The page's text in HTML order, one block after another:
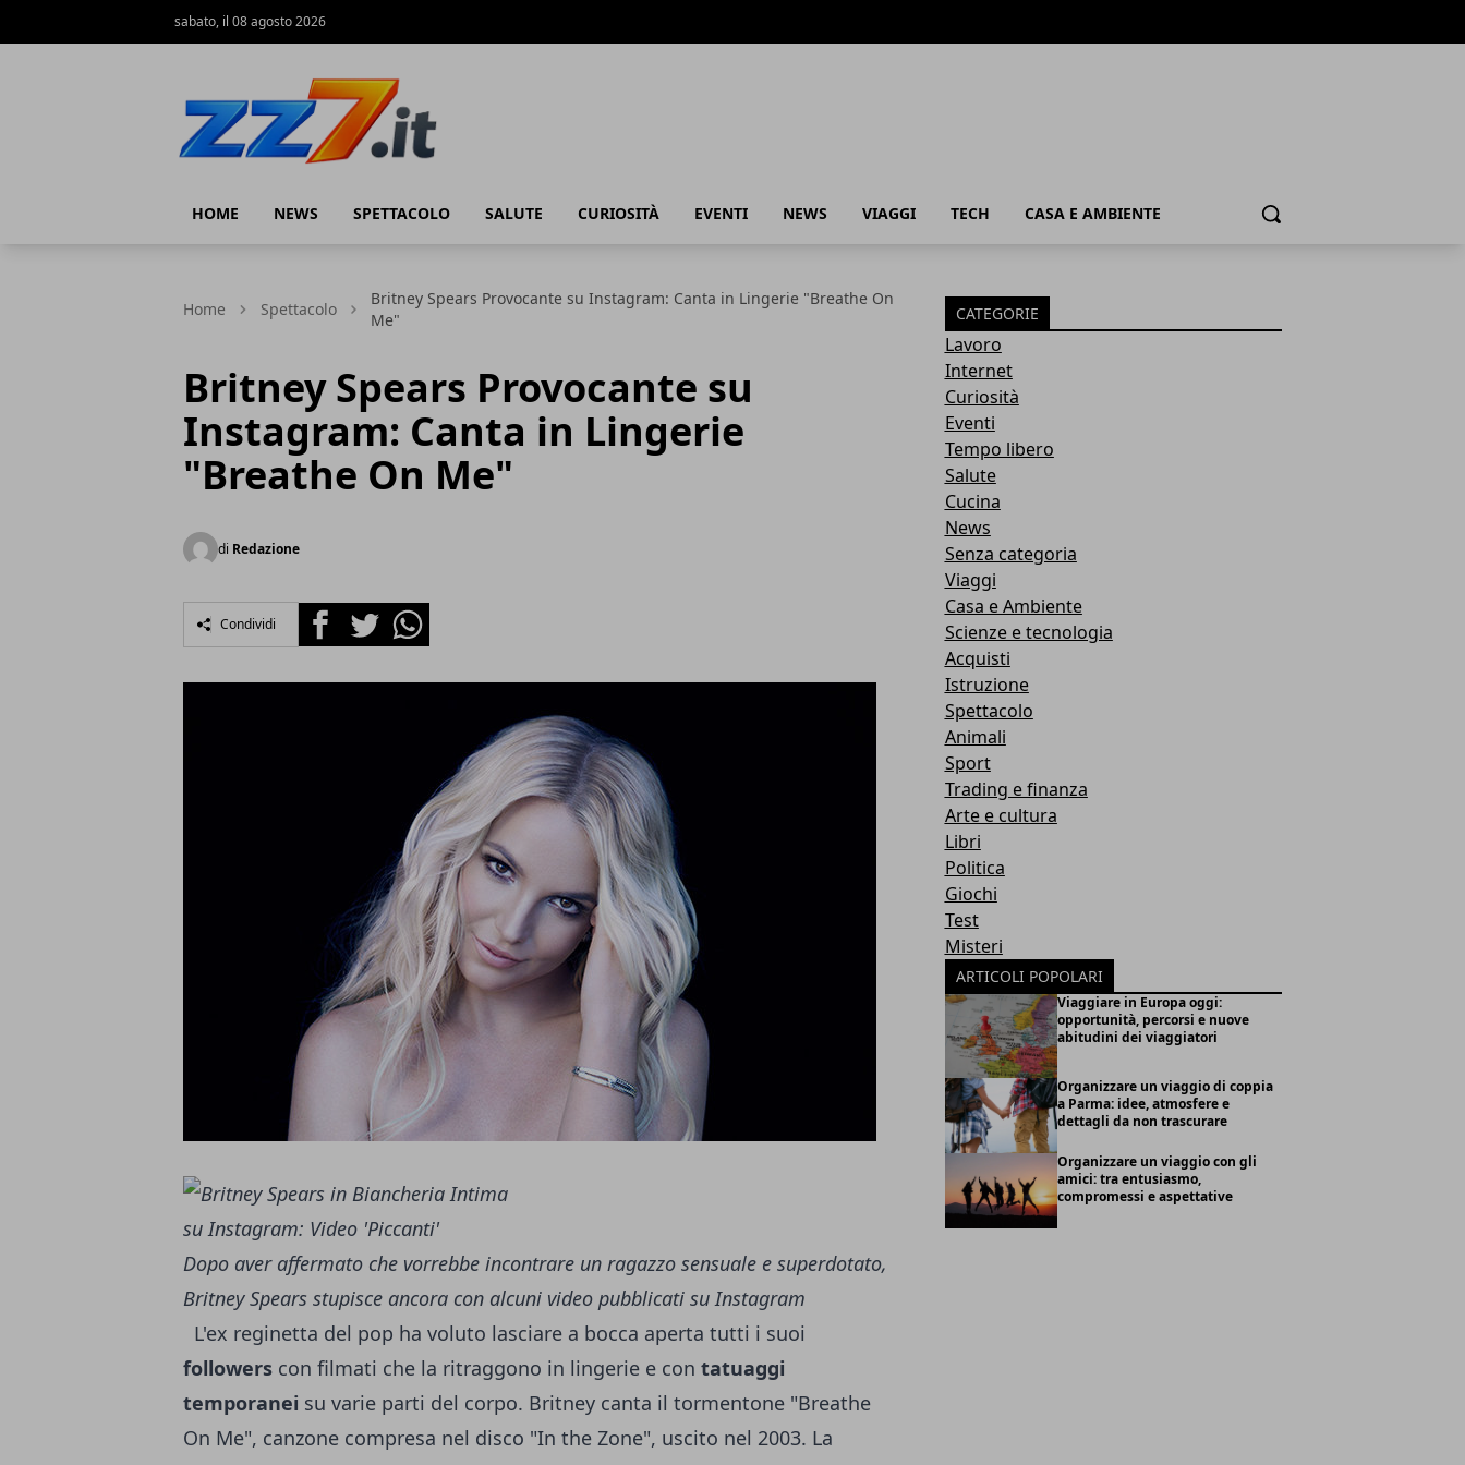
sabato, il 08 agosto 2026
HOME NEWS SPETTACOLO SALUTE CURIOSITÀ EVENTI NEWS VIAGGI TECH CASA E AMBIENTE Cerca
Home Spettacolo
Britney Spears Provocante su Instagram: Canta in Lingerie "Breathe On
Me"
Britney Spears Provocante su
Instagram: Canta in Lingerie
"Breathe On Me"
di Redazione
Condividi FacebookTwitterWhatsapp
Dopo aver affermato che vorrebbe incontrare un ragazzo sensuale e superdotato,
Britney Spears stupisce ancora con alcuni video pubblicati su Instagram
L'ex reginetta del pop ha voluto lasciare a bocca aperta tutti i suoi
followers con filmati che la ritraggono in lingerie e con tatuaggi
temporanei su varie parti del corpo. Britney canta il tormentone "Breathe
On Me", canzone compresa nel disco "In the Zone", uscito nel 2003. La
CATEGORIE
Lavoro
Internet
Curiosità
Eventi
Tempo libero
Salute
Cucina
News
Senza categoria
Viaggi
Casa e Ambiente
Scienze e tecnologia
Acquisti
Istruzione
Spettacolo
Animali
Sport
Trading e finanza
Arte e cultura
Libri
Politica
Giochi
Test
Misteri
ARTICOLI POPOLARI
Viaggiare in Europa oggi:
opportunità, percorsi e nuove
abitudini dei viaggiatori
Organizzare un viaggio di coppia
a Parma: idee, atmosfere e
dettagli da non trascurare
Organizzare un viaggio con gli
amici: tra entusiasmo,
compromessi e aspettative